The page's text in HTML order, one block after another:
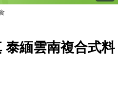
泰緬雲南複合式料